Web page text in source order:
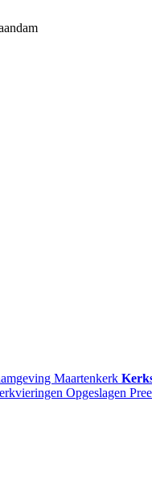
Maartenkerk
Opgeslagen